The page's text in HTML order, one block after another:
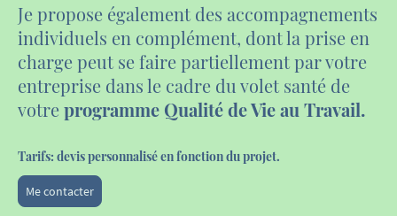
Je propose également des accompagnements
individuels en complément, dont la prise en
charge peut se faire partiellement par votre
entreprise dans le cadre du volet santé de
votre programme Qualité de Vie au Travail.
Tarifs: devis personnalisé en fonction du projet.
Me contacter